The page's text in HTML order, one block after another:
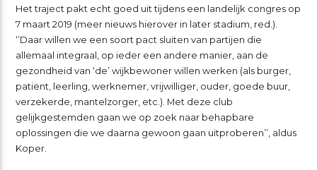
Het traject pakt echt goed uit tijdens een landelijk congres op
7 maart 2019 (meer nieuws hierover in later stadium, red.).
‘’Daar willen we een soort pact sluiten van partijen die
allemaal integraal, op ieder een andere manier, aan de
gezondheid van ‘de’ wijkbewoner willen werken (als burger,
patiënt, leerling, werknemer, vrijwilliger, ouder, goede buur,
verzekerde, mantelzorger, etc.). Met deze club
gelijkgestemden gaan we op zoek naar behapbare
oplossingen die we daarna gewoon gaan uitproberen’’, aldus
Koper.